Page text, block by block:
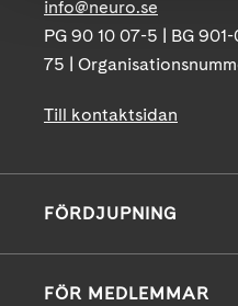
info@neuro.se
PG 90 10 07-5 | BG
75 |
Till kontaktsidan
FÖRDJUPNING
FÖR MEDLEMMAR